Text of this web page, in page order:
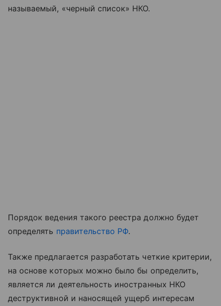
называемый, «черный список» НКО.
Порядок ведения такого реестра должно будет
определять правительство РФ.
Также предлагается разработать четкие критерии,
на основе которых можно было бы определить,
является ли деятельность иностранных НКО
деструктивной и наносящей ущерб интересам